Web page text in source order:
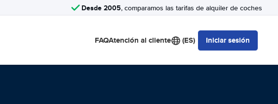
Desde 2005, comparamos las tarifas de alquiler de coches
FAQAtención al cliente (ES) Iniciar sesión